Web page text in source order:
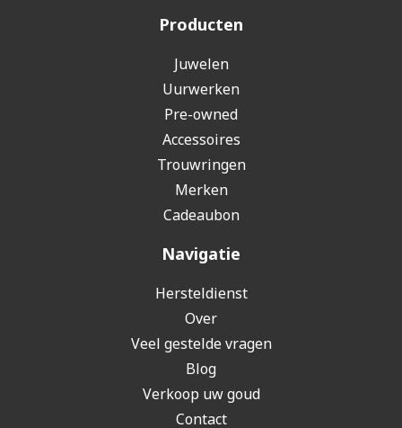
Producten
Juwelen
Uurwerken
Pre-owned
Accessoires
Trouwringen
Merken
Cadeaubon
Navigatie
Hersteldienst
Over
Veel gestelde vragen
Blog
Verkoop uw goud
Contact